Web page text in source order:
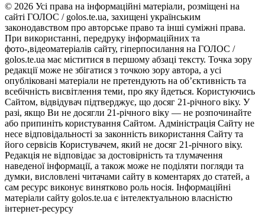
© 2026 Усі права на інформаційні матеріали, розміщені на
сайті ГОЛОС / golos.te.ua, захищені українським
законодавством про авторське право та інші суміжні права.
При використанні, передруку інформаційних та
фото-,відеоматеріалів сайту, гіперпосилання на ГОЛОС /
golos.te.ua має міститися в першому абзаці тексту. Точка зору
редакції може не збігатися з точкою зору автора, а усі
опубліковані матеріали не претендують на об’єктивність та
всебічність висвітлення теми, про яку йдеться. Користуючись
Сайтом, відвідувач підтверджує, що досяг 21-річного віку. У
разі, якщо Ви не досягли 21-річного віку — не розпочинайте
або припиніть користування Сайтом. Адміністрація Сайту не
несе відповідальності за законність використання Сайту та
його сервісів Користувачем, який не досяг 21-річного віку.
Редакція не відповідає за достовірність та тлумачення
наведеної інформації, а також може не поділяти погляди та
думки, висловлені читачами сайту в коментарях до статей, а
сам ресурс виконує винятково роль носія. Інформаційні
матеріали сайту golos.te.ua є інтелектуальною власністю
інтернет-ресурсу